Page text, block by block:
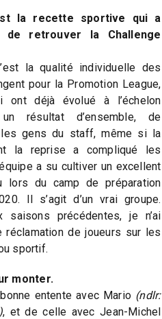
la recette sportive qui a
retrouver la Challenge
la qualité individuelle des
pour la Promotion League,
ont déjà évolué à l’échelon
résultat d’ensemble, de
les gens du staff, même si la
la reprise a compliqué les
a su cultiver un excellent
lors du camp de préparation
Il s’agit d’un vrai groupe.
saisons précédentes, je n’ai
de joueurs sur les
sportif.
monter.
entente avec Mario (ndlr:
, et de celle avec Jean-Michel